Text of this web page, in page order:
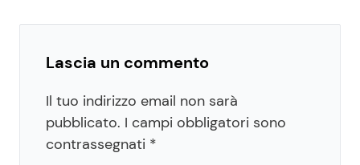
Lascia un commento
Il tuo indirizzo email non sarà
pubblicato. I campi obbligatori sono
contrassegnati *